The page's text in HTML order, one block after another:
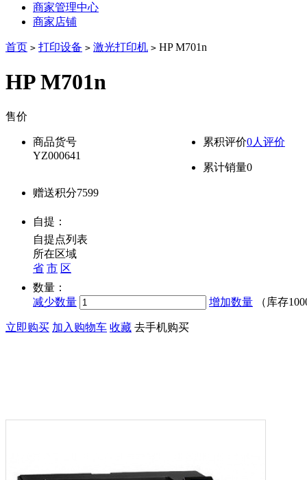
商家管理中心
商家店铺
首页 > 打印设备 > 激光打印机 > HP M701n
HP M701n
售价
商品货号
YZ000641
累积评价0人评价
累计销量0
赠送积分7599
自提：
自提点列表
所在区域
省 市 区
数量：
减少数量
增加数量 （库存
立即购买 加入购物车 收藏 去手机购买